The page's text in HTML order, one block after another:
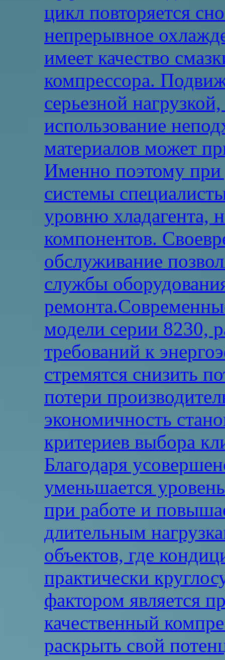
цикл повторяется
непрерывное
имеет качество
компрессора.
серьезной
использование
материалов может
Именно поэтому при
системы
уровню хладагента,
компонентов.
обслуживание
службы
модели серии 8230,
требований к
стремятся снизить
потери
экономичность
критериев выбора
Благодаря
уменьшается
при работе и
длительным
объектов, где
практически
фактором является
качественный
раскрыть свой